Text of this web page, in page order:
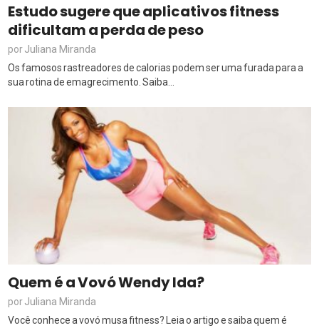
Estudo sugere que aplicativos fitness
dificultam a perda de peso
porJuliana Miranda
Os famosos rastreadores de calorias podem ser uma furada para a
sua rotina de emagrecimento. Saiba...
Quem é a Vovó Wendy Ida?
porJuliana Miranda
Você conhece a vovó musa fitness? Leia o artigo e saiba quem é